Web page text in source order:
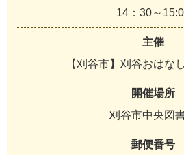
14：30～
主催
【刈谷市】刈谷おはな
開催場所
刈谷市中央図
郵便番号